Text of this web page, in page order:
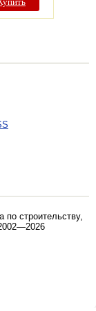
по строительству,